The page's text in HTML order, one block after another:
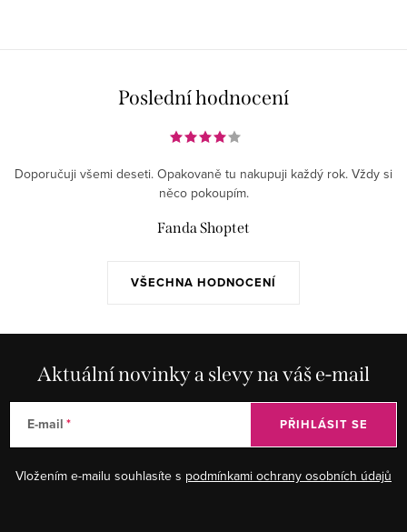
Poslední hodnocení
VŠECHNA HODNOCENÍ
Doporučuji všemi deseti. Opakovaně tu nakupuji každý rok. Vždy si
něco pokoupím.
Fanda Shoptet
Aktuální novinky a slevy na váš e-mail
E-mail
Vložením e-mailu souhlasíte s podmínkami ochrany osobních údajů
PŘIHLÁSIT SE